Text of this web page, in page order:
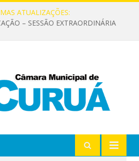
ATUALIZAÇÕES:
– SESSÃO EXTRAORDINÁRIA